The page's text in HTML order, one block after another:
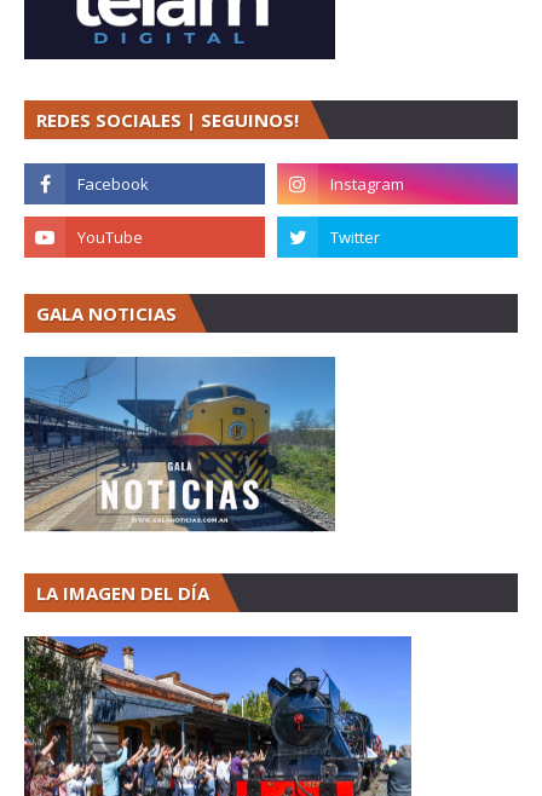
REDES SOCIALES | SEGUINOS!
GALA NOTICIAS
LA IMAGEN DEL DÍA